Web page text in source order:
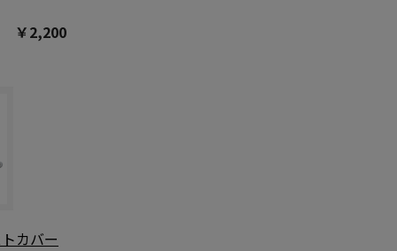
￥2,200
カバー